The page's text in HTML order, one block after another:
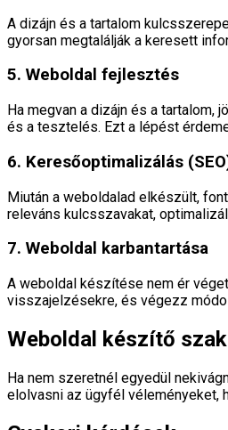
A dizájn és a tartalom
gyorsan megtalálják a keresett
5. Weboldal fejlesztés
Ha megvan a dizájn és a
és a tesztelés. Ezt a lépést
6. Keresőoptimalizálás
Miután a weboldalad elkészült,
releváns kulcsszavakat,
7. Weboldal karbantartása
A weboldal készítése nem ér
visszajelzésekre, és végezz
Weboldal készítő
Ha nem szeretnél egyedül
elolvasni az ügyfél véleményeket,